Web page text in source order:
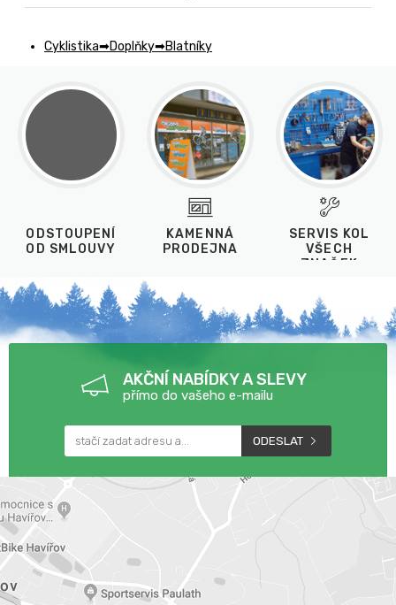
Cyklistika Doplňky Blatníky
ODSTOUPENÍ
OD SMLOUVY
KAMENNÁ
PRODEJNA
SERVIS KOL
VŠECH
ZNAČEK
AKČNÍ NABÍDKY A SLEVY
přímo do vašeho e-mailu
ODESLAT